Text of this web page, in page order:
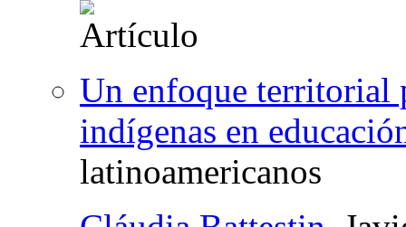
Un enfoque territorial
indígenas en
latinoamericanos